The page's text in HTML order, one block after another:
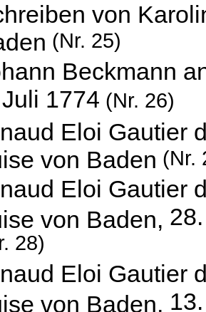
von
(Nr. 25)
Beckmann
1774 (Nr. 26)
Eloi Gautier
von Baden (Nr.
Eloi Gautier
von Baden,
28)
Eloi Gautier
von Baden,